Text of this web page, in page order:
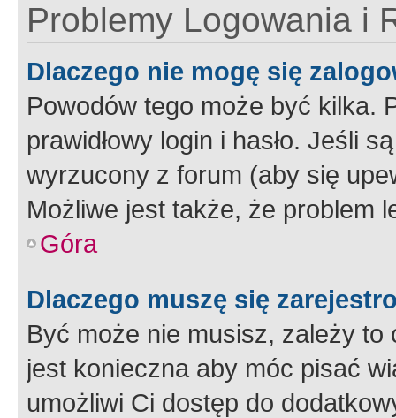
Problemy Logowania i
Dlaczego nie mogę się
Powodów tego może być kilka.
prawidłowy login i hasło. Jeśli
wyrzucony z forum (aby się
Możliwe jest także, że problem
Góra
Dlaczego muszę się
Być może nie musisz, zależy
jest konieczna aby móc pisać
umożliwi Ci dostęp do